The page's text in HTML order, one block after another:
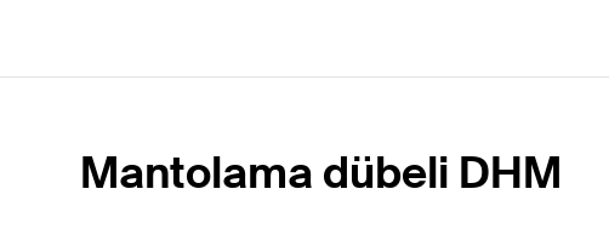
Mantolama dübeli DHM